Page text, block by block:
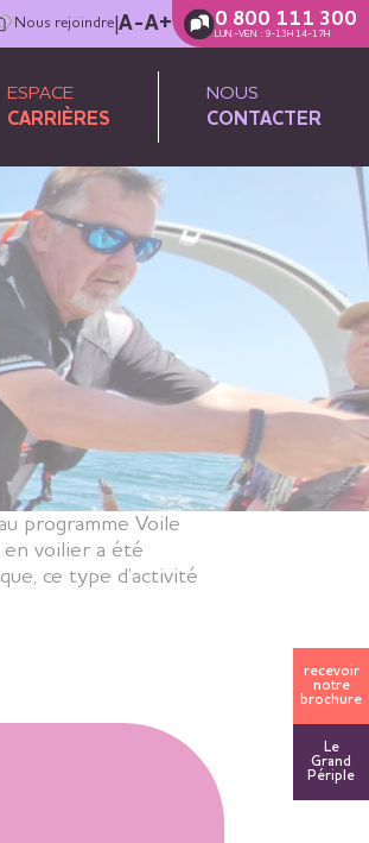
Nous rejoindre A-A+ 0 800 111 300
LUN.-VEN. : 9-13H 14-17H
ESPACE
CARRIÈRES
NOUS
CONTACTER
programme Voile
en voilier a été
ce type d’activité
recevoir
notre
brochure
Le
Grand
Périple